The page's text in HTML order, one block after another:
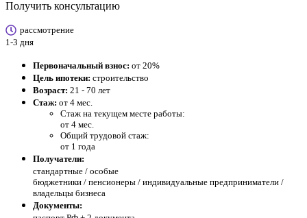
Получить консультацию
рассмотрение
1-3 дня
Первоначальный взнос: от 20%
Цель ипотеки: строительство
Возраст: 21 - 70 лет
Стаж: от 4 мес.
Стаж на текущем месте работы:
от 4 мес.
Общий трудовой стаж:
от 1 года
Получатели:
стандартные / особые
бюджетники / пенсионеры / индивидуальные предприниматели /
владельцы бизнеса
Документы: